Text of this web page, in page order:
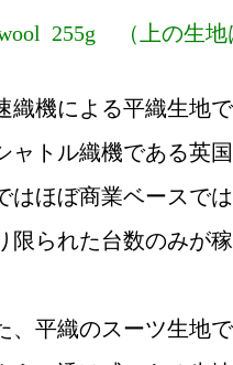
wool 255g （上の生地
織機による平織生地
ャトル織機である英
はほぼ商業ベースで
限られた台数のみが
、平織のスーツ生地